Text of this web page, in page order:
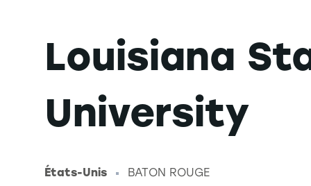
Louisiana
University
États-Unis BATON ROUGE